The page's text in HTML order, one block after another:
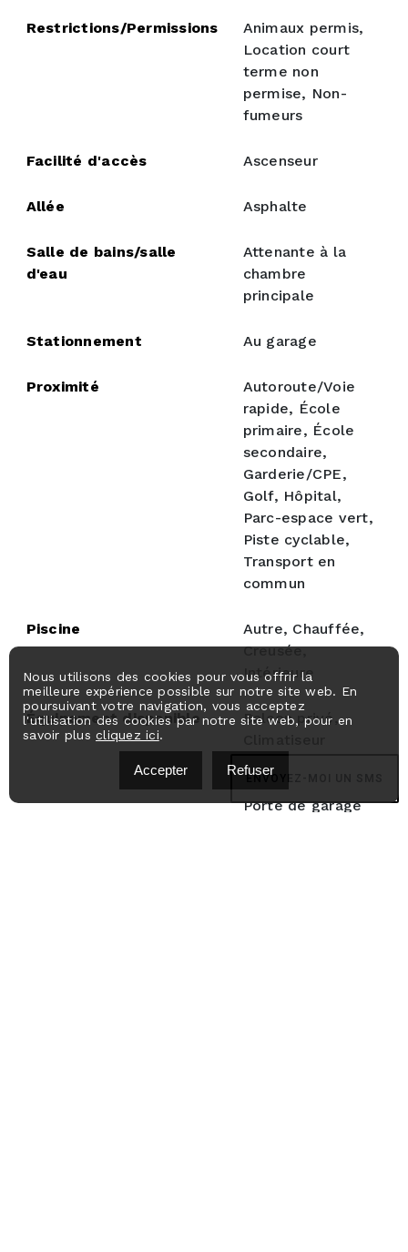
Restrictions/Permissions
Animaux permis,
Location court
terme non
permise, Non-
fumeurs
Facilité d'accès Ascenseur
Allée Asphalte
Salle de bains/salle
d'eau
Attenante à la
chambre
principale
Stationnement Au garage
Proximité
Autoroute/Voie
rapide, École
primaire, École
secondaire,
Garderie/CPE,
Golf, Hôpital,
Parc-espace vert,
Piste cyclable,
Transport en
commun
Piscine
Autre, Chauffée,
Creusée,
Intérieure
Équipement disponible
Balcon privé,
central, Échangeur
Porte de garage
ENVOYEZ-MOI UN SMS
Nous utilisons des cookies pour vous offrir la
meilleure expérience possible sur notre site web. En
poursuivant votre navigation, vous acceptez
l'utilisation des cookies par notre site web, pour en
savoir plus cliquez ici.
Accepter Refuser